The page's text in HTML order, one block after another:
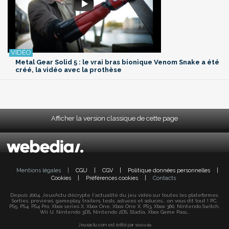
Metal Gear Solid 5 : le vrai bras bionique Venom Snake a été
créé, la vidéo avec la prothèse
Afficher la version classique de cette page
Mentions légales CGU CGV Politique données personnelles
Cookies
Préférences cookies Contacts
Depuis 2004, JeuxActu décrypte l'actualité du jeu vidéo sur toutes les plateformes.
Sorties, previews, gameplay, trailers, tests, astuces et soluces... on vous dit tout ! PC,
PS5, PS4, PS4 Pro, Xbox series X, Xbox One, Xbox One X, PS3, Xbox 360, Nintendo Switch,
Wii U, Nintendo 3DS, Nintendo 2DS, Stadia, Xbox Game Pass...
Jeuxactu.com est édité par Webedia